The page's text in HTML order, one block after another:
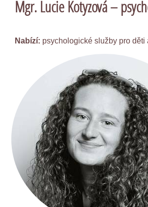
Mgr. Lucie Kotyzová –
Nabízí: psychologické služby pro děti